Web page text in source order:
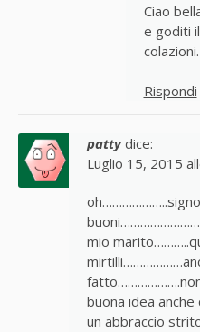
Ciao
e goditi
Rispondi
patty dice:
Luglio 15, 2015
mio
buona idea
un abbraccio